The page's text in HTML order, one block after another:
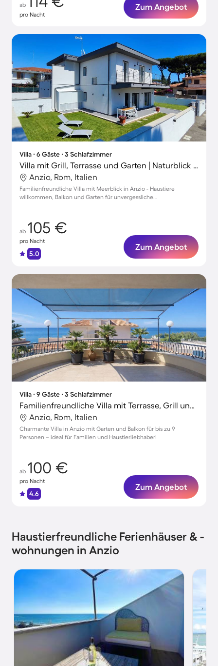
ab
pro Nacht
Zum Angebot
Villa ∙ 6 Gäste ∙ 3 Schlafzimmer
Villa mit Grill, Terrasse und Garten | Naturblick | Ideal für Homeoffice
Anzio, Rom, Italien
Familienfreundliche Villa mit Meerblick in Anzio - Haustiere
willkommen, Balkon und Garten für unvergessliche
ab 105 €
pro Nacht
5.0
Zum Angebot
Villa ∙ 9 Gäste ∙ 3 Schlafzimmer
Familienfreundliche Villa mit Terrasse, Grill und Garten | Nah am Strand | Haustiere sind willkommen
Anzio, Rom, Italien
Charmante Villa in Anzio mit Garten und Balkon für bis zu 9
Personen – ideal für Familien und Haustierliebhaber!
ab 100 €
pro Nacht
4.6
Zum Angebot
Haustierfreundliche Ferienhäuser & -
wohnungen in Anzio